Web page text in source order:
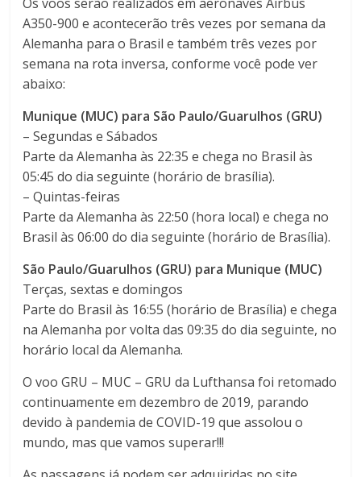
A350-900 e acontecerão três vezes por semana da
Alemanha para o Brasil e também três vezes por
semana na rota inversa, conforme você pode ver
abaixo:
Munique (MUC) para São Paulo/Guarulhos (GRU)
– Segundas e Sábados
Parte da Alemanha às 22:35 e chega no Brasil às
05:45 do dia seguinte (horário de brasília).
– Quintas-feiras
Parte da Alemanha às 22:50 (hora local) e chega no
Brasil às 06:00 do dia seguinte (horário de Brasília).
São Paulo/Guarulhos (GRU) para Munique (MUC)
Terças, sextas e domingos
Parte do Brasil às 16:55 (horário de Brasília) e chega
na Alemanha por volta das 09:35 do dia seguinte, no
horário local da Alemanha.
O voo GRU – MUC – GRU da Lufthansa foi retomado
continuamente em dezembro de 2019, parando
devido à pandemia de COVID-19 que assolou o
mundo, mas que vamos superar!!!